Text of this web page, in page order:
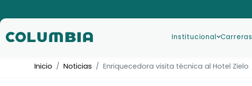
Institucional Carreras
Inicio Noticias Enriquecedora visita técnica al Hotel Zielo